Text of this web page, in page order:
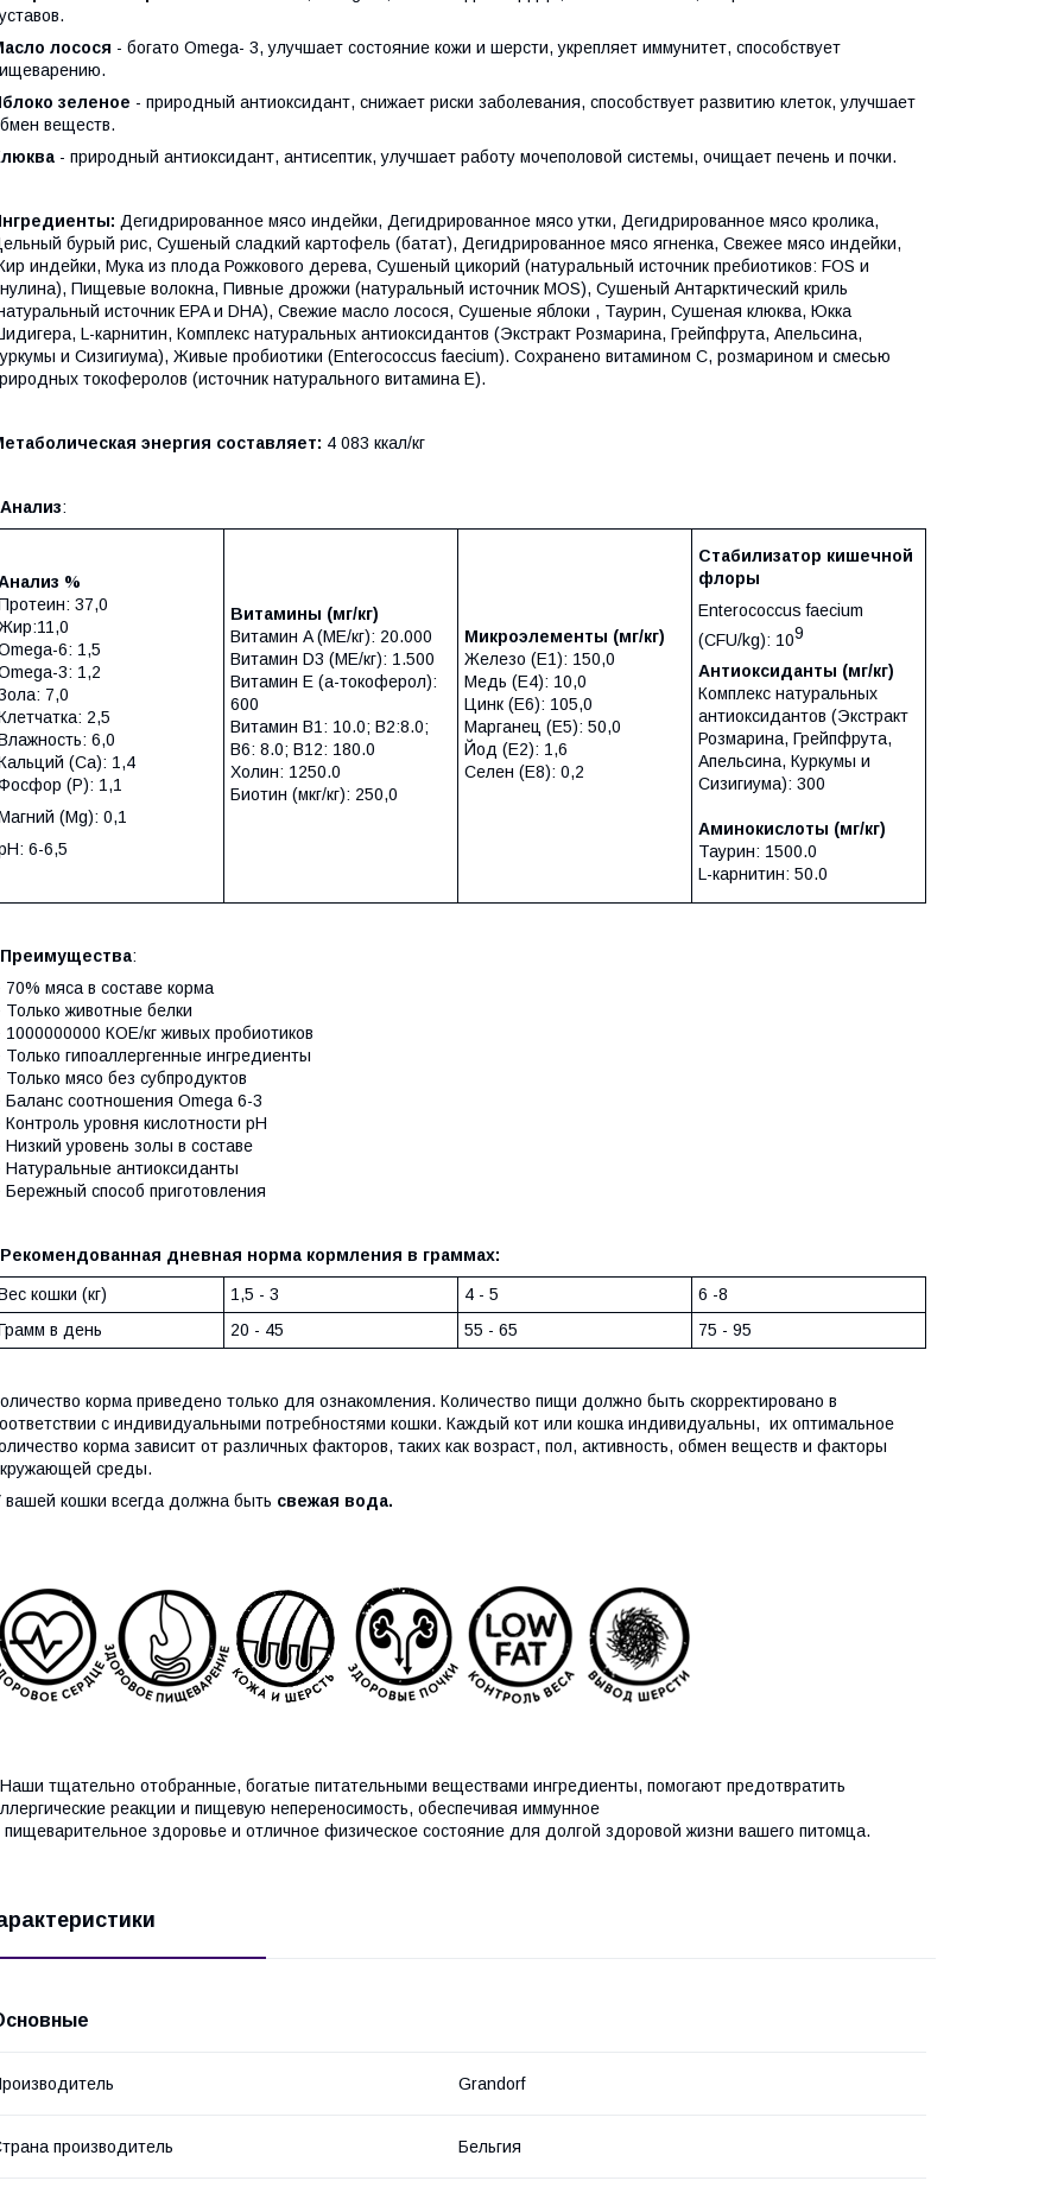
лосося - богато Omega- 3, улучшает состояние кожи и шерсти, укрепляет иммунитет, способствует
зеленое - природный антиоксидант, снижает риски заболевания, способствует развитию клеток, улучшает
веществ.
- природный антиоксидант, антисептик, улучшает работу мочеполовой системы, очищает печень и почки.
Дегидрированное мясо индейки, Дегидрированное мясо утки, Дегидрированное мясо кролика,
бурый рис, Сушеный сладкий картофель (батат), Дегидрированное мясо ягненка, Свежее мясо индейки,
индейки, Мука из плода Рожкового дерева, Сушеный цикорий (натуральный источник пребиотиков: FOS и
Пищевые волокна, Пивные дрожжи (натуральный источник MOS), Cушеный Антарктический криль
источник EPA и DHA), Свежие масло лосося, Сушеные яблоки , Таурин, Сушеная клюква, Юкка
L-карнитин, Комплекс натуральных антиоксидантов (Экстракт Розмарина, Грейпфрута, Апельсина,
и Сизигиума), Живые пробиотики (Enterococcus faecium). Сохранено витамином С, розмарином и смесью
токоферолов (источник натурального витамина Е).
энергия составляет: 4 083 ккал/кг
Анализ:
%
37,0
6: 1,5
3: 1,2
7,0
2,5
6,0
(Са): 1,4
(P): 1,1
(Mg): 0,1
6-6,5
Витамины (мг/кг)
Витамин A (МЕ/кг): 20.000
Витамин D3 (МЕ/кг): 1.500
Витамин E (a-токоферол):
600
Витамин В1: 10.0; B2:8.0;
B6: 8.0; B12: 180.0
Холин: 1250.0
Биотин (мкг/кг): 250,0
Микроэлементы (мг/кг)
Железо (E1): 150,0
Медь (Е4): 10,0
Цинк (E6): 105,0
Марганец (E5): 50,0
Йод (E2): 1,6
Селен (E8): 0,2
Стабилизатор кишечной
флоры
Enterococcus faecium
(CFU/kg): 109
Антиоксиданты (мг/кг)
Комплекс натуральных
антиоксидантов (Экстракт
Розмарина, Грейпфрута,
Апельсина, Куркумы и
Сизигиума): 300
Аминокислоты (мг/кг)
Таурин: 1500.0
L-карнитин: 50.0
Преимущества:
70% мяса в составе корма
Только животные белки
1000000000 КОЕ/кг живых пробиотиков
Только гипоаллергенные ингредиенты
Только мясо без субпродуктов
Баланс соотношения Omega 6-3
Контроль уровня кислотности рН
Низкий уровень золы в составе
Натуральные антиоксиданты
Бережный способ приготовления
Рекомендованная дневная норма кормления в граммах:
кошки (кг) 1,5 - 3 4 - 5
6 -8
в день
20 - 45 55 - 65 75 - 95
корма приведено только для ознакомления. Количество пищи должно быть скорректировано в
с индивидуальными потребностями кошки. Каждый кот или кошка индивидуальны, их оптимальное
корма зависит от различных факторов, таких как возраст, пол, активность, обмен веществ и факторы
среды.
вашей кошки всегда должна быть свежая вода.
Наши тщательно отобранные, богатые питательными веществами ингредиенты, помогают предотвратить
реакции и пищевую непереносимость, обеспечивая иммунное
пищеварительное здоровье и отличное физическое состояние для долгой здоровой жизни вашего питомца.
Grandorf
производитель Бельгия